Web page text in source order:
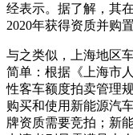
经表示。据了解，其
2020年获得资质并购
与之类似，上海地区
简单：根据《上海市
性客车额度拍卖管理
购买和使用新能源汽
牌资质需要竞拍；新